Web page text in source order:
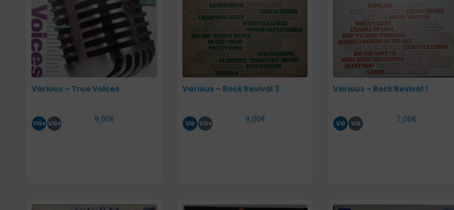
Various – True Voices
9,00€
Various – Rock Revival 3
9,00€
Various – Rock Revival 1
7,00€